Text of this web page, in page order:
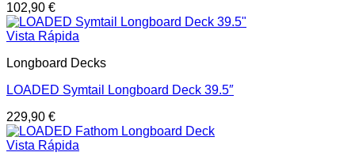
102,90 €
Vista Rápida
Longboard Decks
LOADED Symtail Longboard Deck 39.5″
229,90 €
Vista Rápida